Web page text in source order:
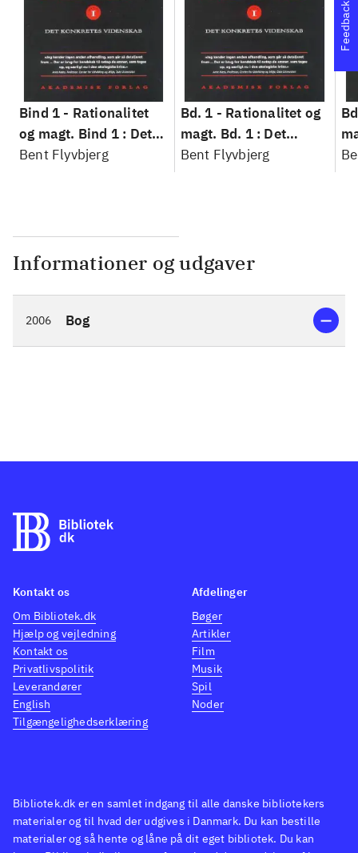
Bind 1 - Rationalitet
og magt. Bind 1 : Det
konkretes videnskab
Bent Flyvbjerg
Bd. 1 - Rationalitet og
magt. Bd. 1 : Det
konkretes videnskab
Bent Flyvbjerg
Informationer og udgaver
2006 Bog
Feedback
Bibliotek.dk er en samlet indgang til alle danske bibliotekers
materialer og til hvad der udgives i Danmark. Du kan bestille
materialer og så hente og låne på dit eget bibliotek. Du kan
Kontakt os
Om Bibliotek.dk
Hjælp og vejledning
Kontakt os
Privatlivspolitik
Leverandører
English
Tilgængelighedserklæring
Afdelinger
Bøger
Artikler
Film
Musik
Spil
Noder